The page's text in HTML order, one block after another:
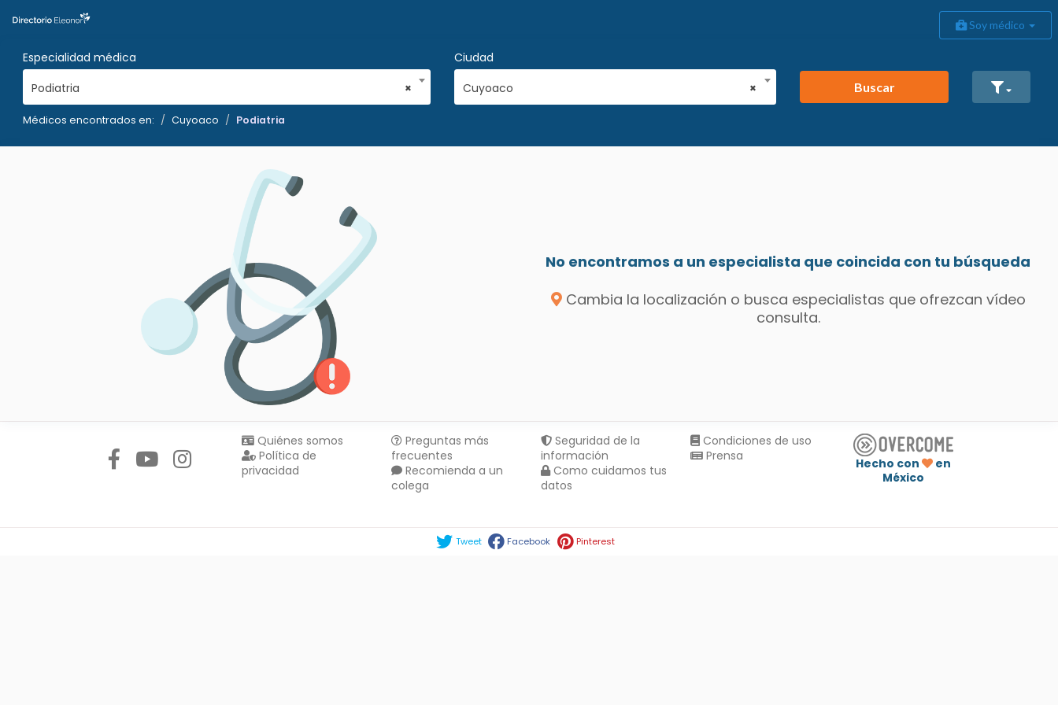
Soy médico
Especialidad médica
×
Podiatria
Ciudad
×
Cuyoaco Buscar
Médicos encontrados en: Cuyoaco Podiatria
No encontramos a un especialista que coincida con tu búsqueda
Cambia la localización o busca especialistas que ofrezcan vídeo
consulta.
Quiénes somos
Política de
privacidad
Preguntas más
frecuentes
Recomienda a un
colega
Seguridad de la
información
Como cuidamos tus
datos
Condiciones de uso
Prensa
Hecho con
en
México
Tweet Facebook Pinterest